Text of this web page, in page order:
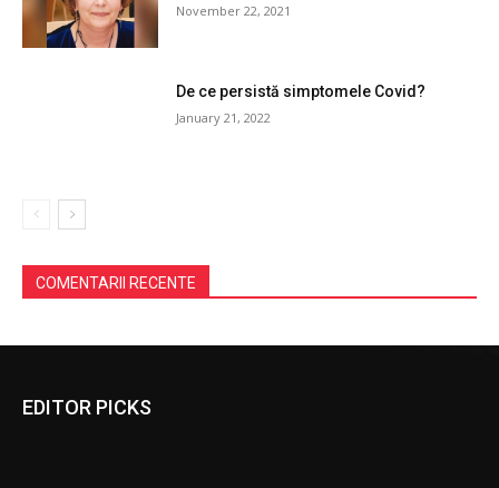
November 22, 2021
De ce persistă simptomele Covid?
January 21, 2022
COMENTARII RECENTE
EDITOR PICKS